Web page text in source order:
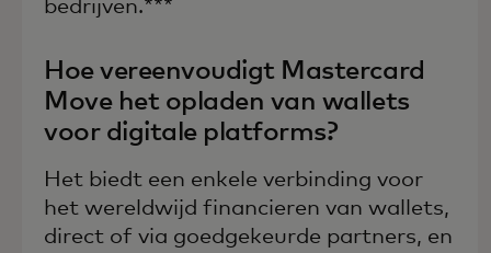
bedrijven.***
Hoe vereenvoudigt Mastercard
Move het opladen van wallets
voor digitale platforms?
Het biedt een enkele verbinding voor
het wereldwijd financieren van wallets,
direct of via goedgekeurde partners, en